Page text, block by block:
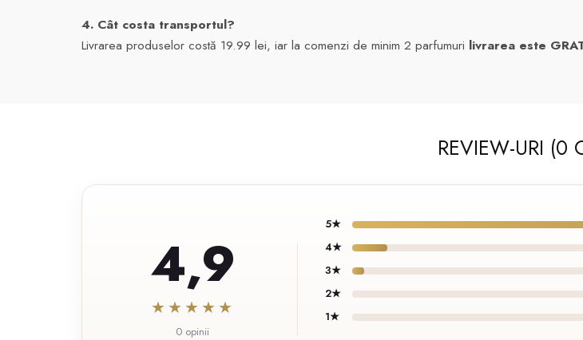
4. Cât costa transportul?
Livrarea produselor costă 19.99 lei, iar la comenzi de minim 2 parfumuri livrarea este
REVIEW-URI (0
4,9
★★★★★
0 opinii
5★
4★
3★
2★
1★